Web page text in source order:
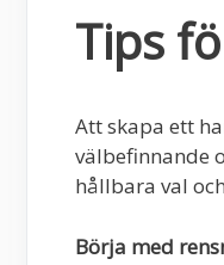
Tips
Att skapa ett
välbefinnande
hållbara val
Börja med